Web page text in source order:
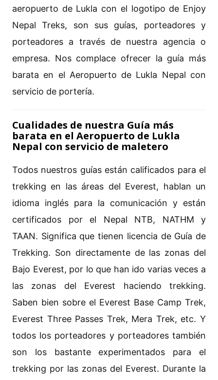
aeropuerto de Lukla con el logotipo de Enjoy
Nepal Treks, son sus guías, porteadores y
porteadores a través de nuestra agencia o
empresa. Nos complace ofrecer la guía más
barata en el Aeropuerto de Lukla Nepal con
servicio de portería.
Cualidades de nuestra Guía más
barata en el Aeropuerto de Lukla
Nepal con servicio de maletero
Todos nuestros guías están calificados para el
trekking en las áreas del Everest, hablan un
idioma inglés para la comunicación y están
certificados por el Nepal NTB, NATHM y
TAAN. Significa que tienen licencia de Guía de
Trekking. Son directamente de las zonas del
Bajo Everest, por lo que han ido varias veces a
las zonas del Everest haciendo trekking.
Saben bien sobre el Everest Base Camp Trek,
Everest Three Passes Trek, Mera Trek, etc. Y
todos los porteadores y porteadores también
son los bastante experimentados para el
trekking por las zonas del Everest. Durante la